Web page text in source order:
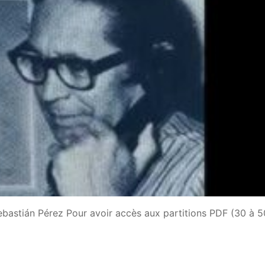
Pérez Pour avoir accès aux partitions PDF (30 à